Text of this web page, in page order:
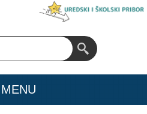
MENU